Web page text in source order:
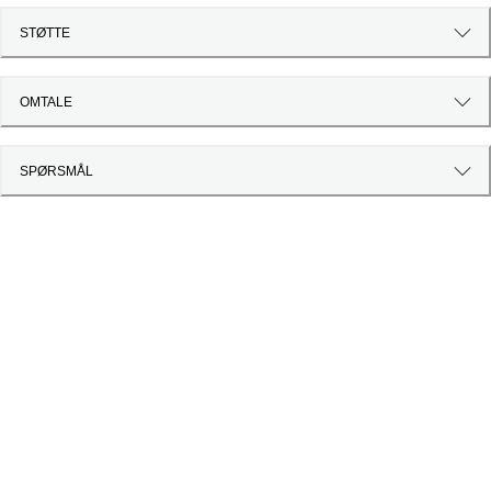
STØTTE
OMTALE
SPØRSMÅL